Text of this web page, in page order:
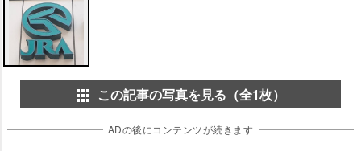
この記事の写真を見る（全1枚）
ADの後にコンテンツが続きます